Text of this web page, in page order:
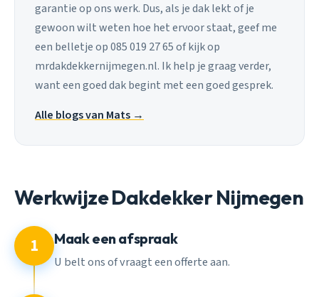
garantie op ons werk. Dus, als je dak lekt of je
gewoon wilt weten hoe het ervoor staat, geef me
een belletje op 085 019 27 65 of kijk op
mrdakdekkernijmegen.nl. Ik help je graag verder,
want een goed dak begint met een goed gesprek.
Alle blogs van Mats →
Werkwijze Dakdekker Nijmegen
1 Maak een afspraak
U belt ons of vraagt een offerte aan.